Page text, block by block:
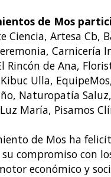
de Mos
Ciencia, Artesa Cb,
Carnicería
Rincón de Ana,
Ulla,
Naturopatía
María, Pisamos
de Mos ha
compromiso con
económico y